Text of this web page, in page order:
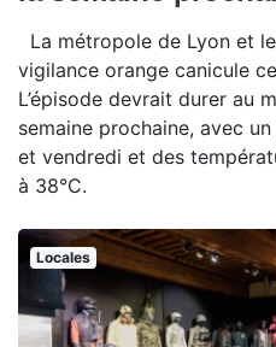
La métropole de Lyon et
vigilance orange canicule
L’épisode devrait durer au
semaine prochaine, avec
et vendredi et des
à 38°C.
Locales